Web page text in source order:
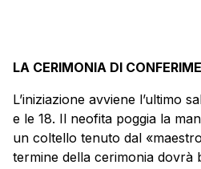
LA CERIMONIA DI
L’iniziazione avviene l’ultimo
e le 18. Il neofita poggia la
un coltello tenuto dal
termine della cerimonia dovrà